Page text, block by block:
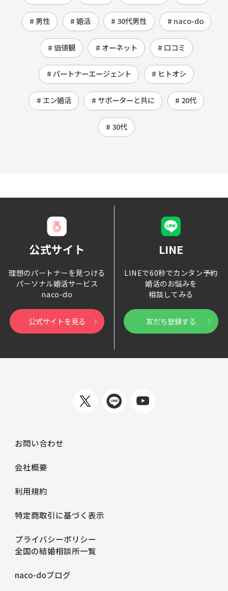
# 男性 # 婚活 # 30代男性 # naco-do
# 価値観 # オーネット # 口コミ
# パートナーエージェント # ヒトオシ
# エン婚活 # サポーターと共に # 20代
# 30代
公式サイト
理想のパートナーを見つける
パーソナル婚活サービス
naco-do
公式サイトを見る
LINE
LINEで60秒でカンタン予約
婚活のお悩みを
相談してみる
友だち登録する
お問い合わせ
会社概要
利用規約
特定商取引に基づく表示
プライバシーポリシー
全国の結婚相談所一覧
naco-doブログ